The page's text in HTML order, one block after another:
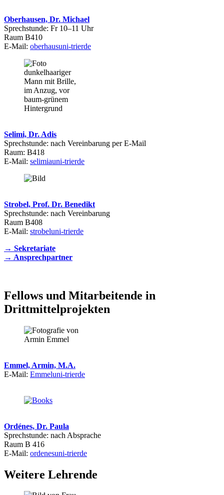
Oberhausen, Dr. Michael
Sprechstunde: Fr 10–11 Uhr
Raum B410
E-Mail: oberhausuni-trierde
Selimi, Dr. Adis
Sprechstunde: nach Vereinbarung per E-Mail
Raum: B418
E-Mail: selimiauni-trierde
Strobel, Prof. Dr. Benedikt
Sprechstunde: nach Vereinbarung
Raum B408
E-Mail: strobeluni-trierde
→ Sekretariate
→ Ansprechpartner
Fellows und Mitarbeitende in
Drittmittelprojekten
Emmel, Armin, M.A.
E-Mail: Emmeluni-trierde
Ordénes, Dr. Paula
Sprechstunde: nach Absprache
Raum B 416
E-Mail: ordenesuni-trierde
Weitere Lehrende